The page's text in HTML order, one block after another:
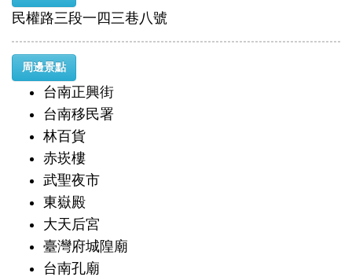
民權路三段一四三巷八號
周邊景點
台南正興街
台南移民署
林百貨
赤崁樓
武聖夜市
東嶽殿
大天后宮
臺灣府城隍廟
台南孔廟